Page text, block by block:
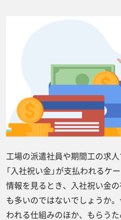
工場の派遣社員や期間工の求
「入社祝い金」が支払われるケ
情報を見るとき、入社祝い金
も多いのではないでしょうか
われる仕組みのほか、もらう